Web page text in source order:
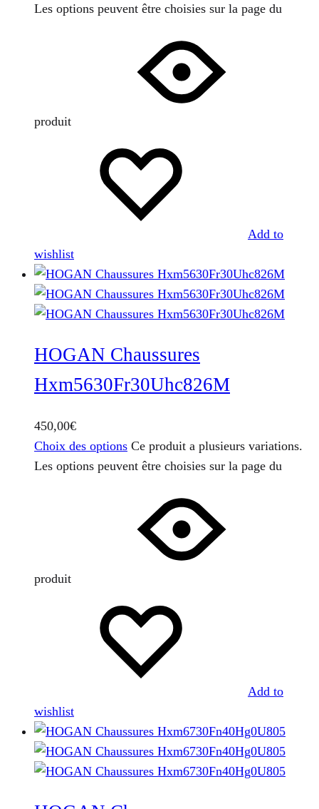
Les options peuvent être choisies sur la page du
produit
Add to
wishlist
HOGAN Chaussures
Hxm5630Fr30Uhc826M
450,00€
Choix des options Ce produit a plusieurs variations.
Les options peuvent être choisies sur la page du
produit
Add to
wishlist